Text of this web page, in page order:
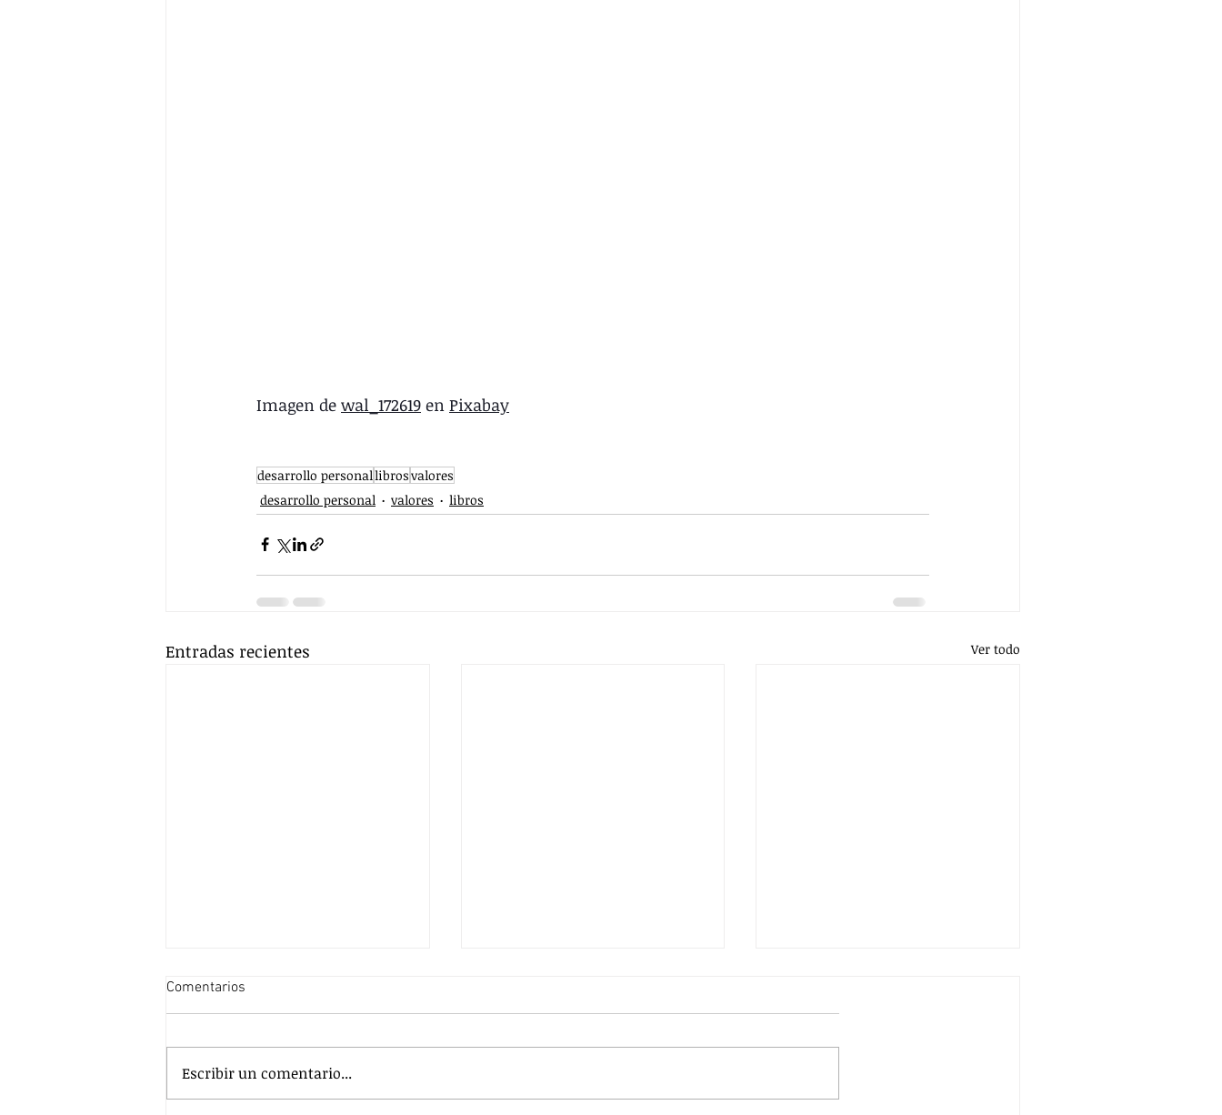
Imagen de wal_172619 en Pixabay
desarrollo personallibrosvalores
desarrollo personal
valores libros
Entradas recientes Ver todo
Las pausas como aliadas
Comentarios
Escribir un comentario...